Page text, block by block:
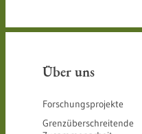
Über uns
Forschungsprojekte
Grenzüberschreitende